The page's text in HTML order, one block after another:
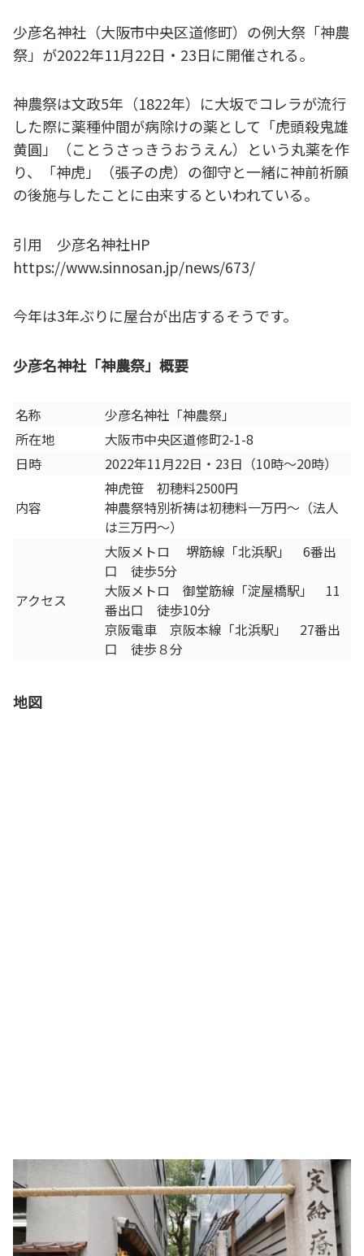
少彦名神社（大阪市中央区道修町）の例大祭「神農
祭」が2022年11月22日・23日に開催される。
神農祭は文政5年（1822年）に大坂でコレラが流行
した際に薬種仲間が病除けの薬として「虎頭殺鬼雄
黄圓」（ことうさっきうおうえん）という丸薬を作
り、「神虎」（張子の虎）の御守と一緒に神前祈願
の後施与したことに由来するといわれている。
引用 少彦名神社HP
https://www.sinnosan.jp/news/673/
今年は3年ぶりに屋台が出店するそうです。
少彦名神社「神農祭」概要
名称
少彦名神社「神農祭」
所在地
大阪市中央区道修町2-1-8
日時
2022年11月22日・23日（10時～20時）
内容
神虎笹 初穂料2500円
神農祭特別祈祷は初穂料一万円～（法人
は三万円～）
アクセス
大阪メトロ 堺筋線「北浜駅」 6番出
口 徒歩5分
大阪メトロ 御堂筋線「淀屋橋駅」 11
番出口 徒歩10分
京阪電車 京阪本線「北浜駅」 27番出
口 徒歩８分
地図